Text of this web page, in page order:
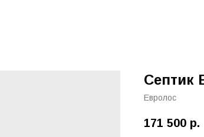
Септик
Евролос
171 500 р.